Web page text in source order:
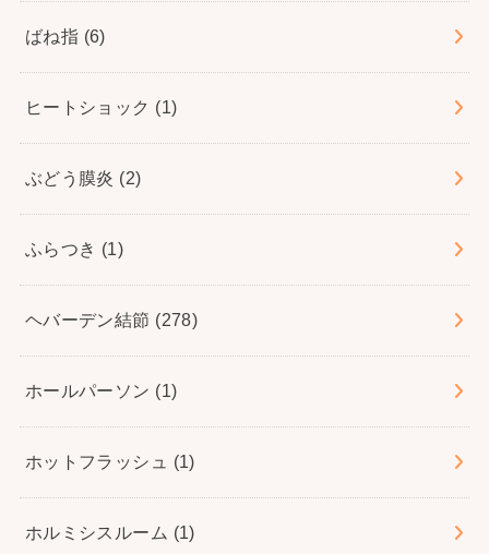
ばね指 (6)
ヒートショック (1)
ぶどう膜炎 (2)
ふらつき (1)
ヘバーデン結節 (278)
ホールパーソン (1)
ホットフラッシュ (1)
ホルミシスルーム (1)